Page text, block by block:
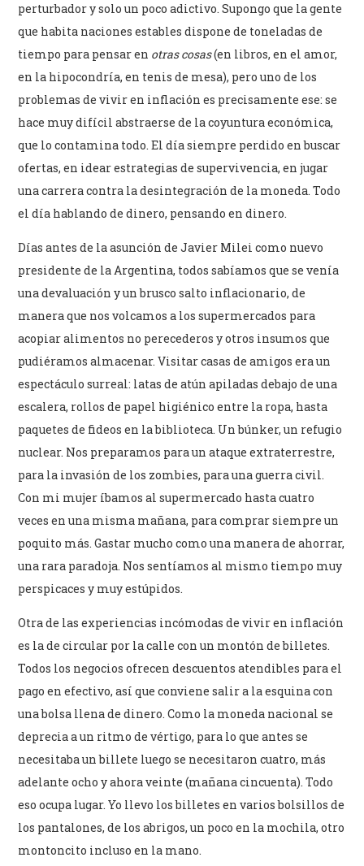
perturbador y solo un poco adictivo. Supongo que la gente
que habita naciones estables dispone de toneladas de
tiempo para pensar en otras cosas(en libros, en el amor,
en la hipocondría, en tenis de mesa), pero uno de los
problemas de vivir en inflación es precisamente ese: se
hace muy difícil abstraerse de la coyuntura económica,
que lo contamina todo. El día siempre perdido en buscar
ofertas, en idear estrategias de supervivencia, en jugar
una carrera contra la desintegración de la moneda. Todo
el día hablando de dinero, pensando en dinero.
Días antes de la asunción de Javier Milei como nuevo
presidente de la Argentina, todos sabíamos que se venía
una devaluación y un brusco salto inflacionario, de
manera que nos volcamos a los supermercados para
acopiar alimentos no perecederos y otros insumos que
pudiéramos almacenar. Visitar casas de amigos era un
espectáculo surreal: latas de atún apiladas debajo de una
escalera, rollos de papel higiénico entre la ropa, hasta
paquetes de fideos en la biblioteca. Un búnker, un refugio
nuclear. Nos preparamos para un ataque extraterrestre,
para la invasión de los zombies, para una guerra civil.
Con mi mujer íbamos al supermercado hasta cuatro
veces en una misma mañana, para comprar siempre un
poquito más. Gastar mucho como una manera de ahorrar,
una rara paradoja. Nos sentíamos al mismo tiempo muy
perspicaces y muy estúpidos.
Otra de las experiencias incómodas de vivir en inflación
es la de circular por la calle con un montón de billetes.
Todos los negocios ofrecen descuentos atendibles para el
pago en efectivo, así que conviene salir a la esquina con
una bolsa llena de dinero. Como la moneda nacional se
deprecia a un ritmo de vértigo, para lo que antes se
necesitaba un billete luego se necesitaron cuatro, más
adelante ocho y ahora veinte (mañana cincuenta). Todo
eso ocupa lugar. Yo llevo los billetes en varios bolsillos de
los pantalones, de los abrigos, un poco en la mochila, otro
montoncito incluso en la mano.